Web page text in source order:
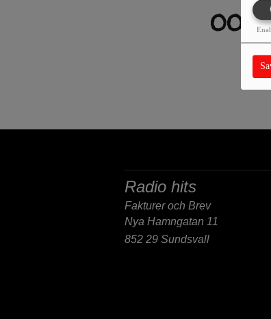
Radio hits
Fakturer och Brev
Nya Hamngatan 11
852 29 Sundsvall